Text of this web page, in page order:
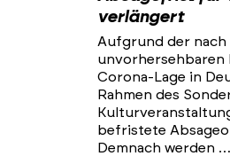
verlängert
Aufgrund der nach
unvorhersehbaren
Corona-Lage in
Rahmen des
befristete
Demnach werden …